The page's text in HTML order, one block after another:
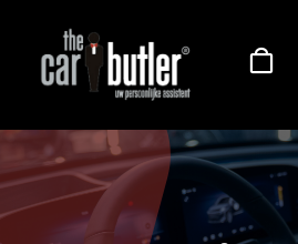
content
Winkel